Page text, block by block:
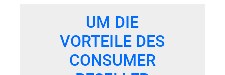
UM DIE
VORTEILE DES
CONSUMER